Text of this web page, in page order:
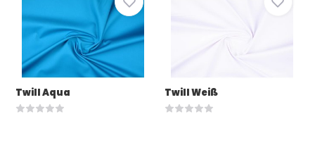
Twill Aqua Twill Weiß